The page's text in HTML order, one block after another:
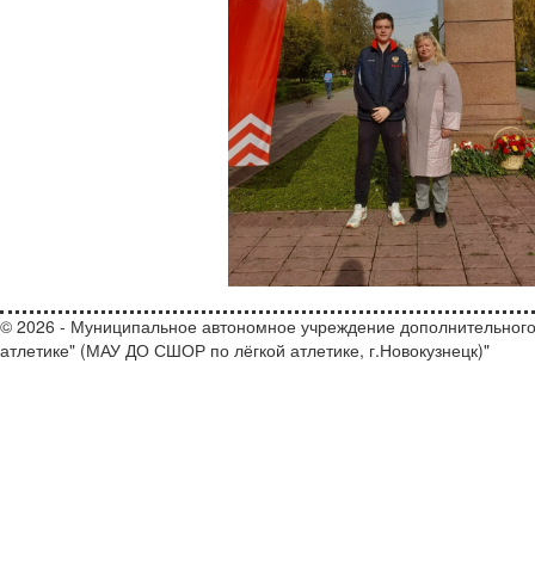
© 2026 - Муниципальное автономное учреждение
атлетике" (МАУ ДО СШОР по лёгкой атлетике, г.Новокузнецк)"